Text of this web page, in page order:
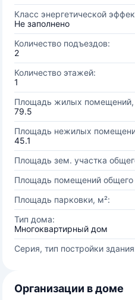
Класс энергетической
Не заполнено
Количество подъездов:
2
Количество этажей:
1
Площадь жилых помещений,
79.5
Площадь нежилых
45.1
Площадь зем. участка
Площадь помещений
Площадь парковки, м²:
Тип дома:
Многоквартирный дом
Серия, тип постройки
Организации в доме